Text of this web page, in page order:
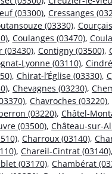
(03300), Cressanges
(03330),
, Coulanges (03470),
(03430), Contigny (03500),
Lyonne (03110),
, Chirat-l’Église (03330),
, Chevagnes (03230),
, Chavroches (03220),
(03220), Châtel-
(03500), Château-sur-
, Charroux (03140),
, Chareil-Cintrat (03140),
(03170), Chambérat